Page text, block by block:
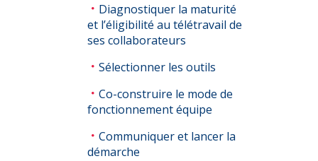
Diagnostiquer la maturité
et l’éligibilité au télétravail de
ses collaborateurs
Sélectionner les outils
Co-construire le mode de
fonctionnement équipe
Communiquer et lancer la
démarche